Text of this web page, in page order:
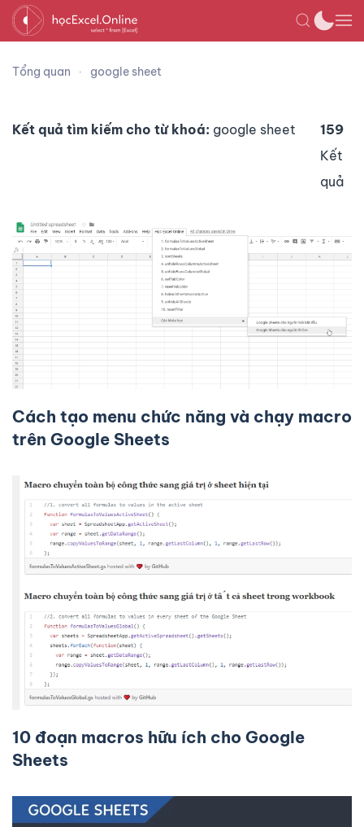
Tổng quan google sheet
Kết quả tìm kiếm cho từ khoá: google sheet
159
Kết
quả
Cách tạo menu chức năng và chạy macro
trên Google Sheets
10 đoạn macros hữu ích cho Google
Sheets